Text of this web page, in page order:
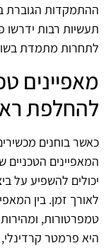
ההתמקדות הגוברת
תעשיות רבות ידרשו
לתחרות מתמדת בשוק
מאפיינים
להחלפת
כאשר בוחנים
המאפיינים הטכניים
יכולים להשפיע על
לאורך זמן. בין
טמפרטורות,
היא פרמטר